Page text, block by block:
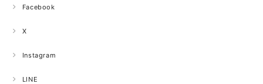
Facebook
X
Instagram
LINE